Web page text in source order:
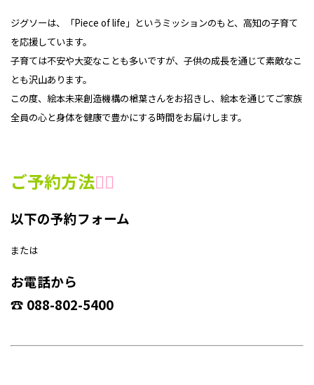
ジグソーは、「Piece of life」というミッションのもと、高知の子育て
を応援しています。
子育ては不安や大変なことも多いですが、子供の成長を通じて素敵なこ
とも沢山あります。
この度、絵本未来創造機構の楢葉さんをお招きし、絵本を通じてご家族
全員の心と身体を健康で豊かにする時間をお届けします。
ご予約方法👇🏻
以下の予約フォーム
または
お電話から
☎️ 088-802-5400